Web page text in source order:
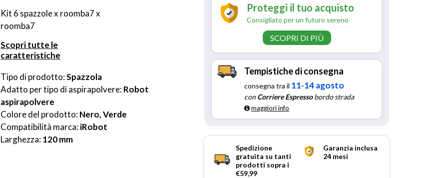
Kit 6 spazzole x roomba7 x
roomba7
Scopri tutte le
caratteristiche
Tipo di prodotto: Spazzola
Adatto per tipo di aspirapolvere: Robot
aspirapolvere
Colore del prodotto: Nero, Verde
Compatibilità marca: iRobot
Larghezza: 120 mm
Proteggi il tuo acquisto
Consigliato per un futuro sereno
SCOPRI DI PIÙ
Tempistiche di consegna
consegna tra il 11-14 agosto
conCorriere Espressobordo strada
maggiori info
Spedizione
gratuita su tanti
prodotti sopra i
€59,99
Garanzia inclusa
24 mesi